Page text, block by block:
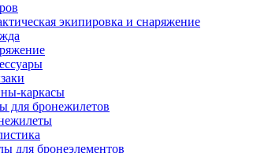
экипировка и снаряжение
каркасы
для бронежилетов
для бронеэлементов